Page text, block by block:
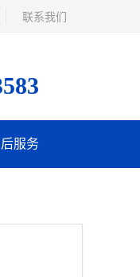
联系我们
服务